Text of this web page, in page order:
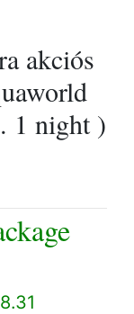
akciós
1 night )